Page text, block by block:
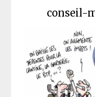
conseil-